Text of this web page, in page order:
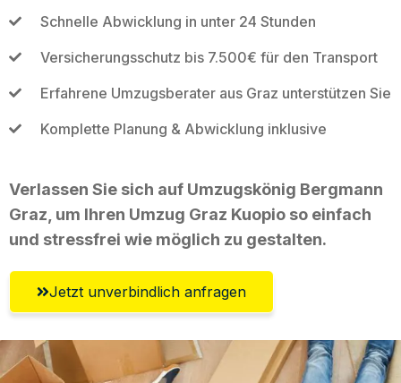
Schnelle Abwicklung in unter 24 Stunden
Versicherungsschutz bis 7.500€ für den Transport
Erfahrene Umzugsberater aus Graz unterstützen Sie
Komplette Planung & Abwicklung inklusive
Verlassen Sie sich auf Umzugskönig Bergmann
Graz, um Ihren Umzug Graz Kuopio so einfach
und stressfrei wie möglich zu gestalten.
Jetzt unverbindlich anfragen